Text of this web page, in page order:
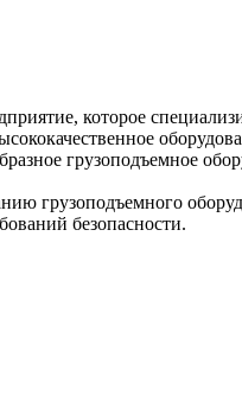
которое
грузоподъемное
грузоподъемного
безопасности.